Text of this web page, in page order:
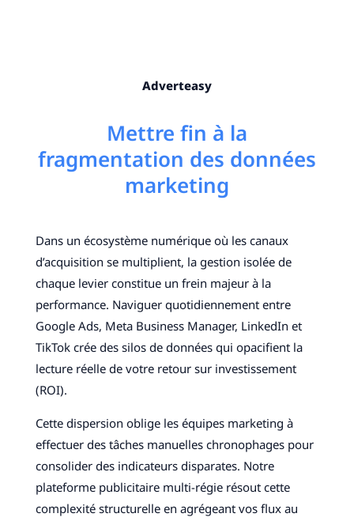
Adverteasy
Mettre fin à la
fragmentation des données
marketing
Dans un écosystème numérique où les canaux
d’acquisition se multiplient, la gestion isolée de
chaque levier constitue un frein majeur à la
performance. Naviguer quotidiennement entre
Google Ads, Meta Business Manager, LinkedIn et
TikTok crée des silos de données qui opacifient la
lecture réelle de votre retour sur investissement
(ROI).
Cette dispersion oblige les équipes marketing à
effectuer des tâches manuelles chronophages pour
consolider des indicateurs disparates. Notre
plateforme publicitaire multi-régie résout cette
complexité structurelle en agrégeant vos flux au